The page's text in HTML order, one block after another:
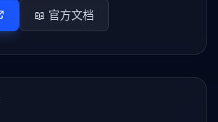
📖 官方文档